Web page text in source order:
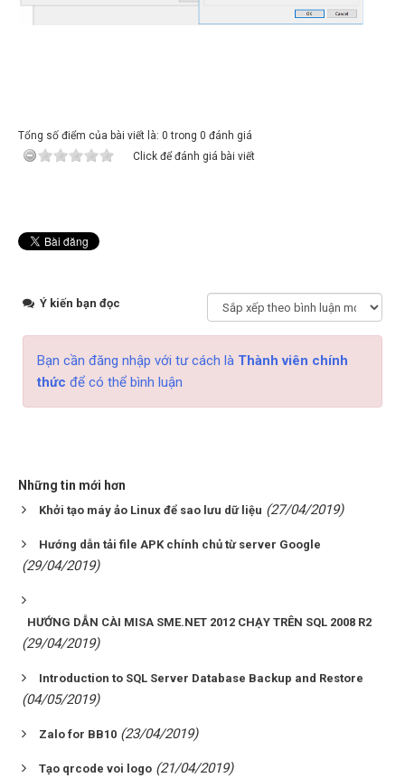
Tổng số điểm của bài viết là: 0 trong 0 đánh giá
Click để đánh giá bài viết
Ý kiến bạn đọc
Bạn cần đăng nhập với tư cách là Thành viên chính
thức để có thể bình luận
Những tin mới hơn
Khởi tạo máy ảo Linux để sao lưu dữ liệu (27/04/2019)
Hướng dẫn tải file APK chính chủ từ server Google
(29/04/2019)
HƯỚNG DẪN CÀI MISA SME.NET 2012 CHẠY TRÊN SQL 2008 R2
(29/04/2019)
Introduction to SQL Server Database Backup and Restore
(04/05/2019)
Zalo for BB10 (23/04/2019)
Tạo qrcode voi logo (21/04/2019)